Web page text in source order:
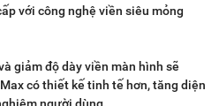
với công nghệ viền siêu mỏng
giảm độ dày viền màn hình sẽ
có thiết kế tinh tế hơn, tăng diện